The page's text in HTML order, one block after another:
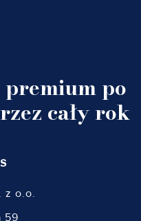
po
cały rok
z o.o.
59